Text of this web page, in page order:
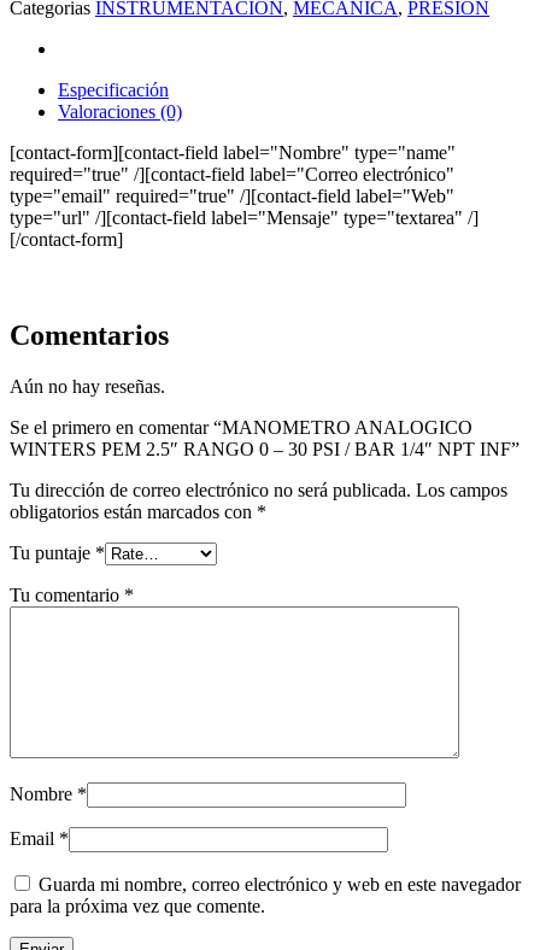
Categorias INSTRUMENTACION, MECANICA, PRESION
Especificación
Valoraciones (0)
[contact-form][contact-field label="Nombre" type="name"
required="true" /][contact-field label="Correo electrónico"
type="email" required="true" /][contact-field label="Web"
type="url" /][contact-field label="Mensaje" type="textarea" /]
[/contact-form]
Comentarios
Aún no hay reseñas.
Se el primero en comentar “MANOMETRO ANALOGICO
WINTERS PEM 2.5″ RANGO 0 – 30 PSI / BAR 1/4″ NPT INF”
Tu dirección de correo electrónico no será publicada. Los campos
obligatorios están marcados con *
Tu puntaje *
Tu comentario *
Nombre *
Email *
Guarda mi nombre, correo electrónico y web en este navegador
para la próxima vez que comente.